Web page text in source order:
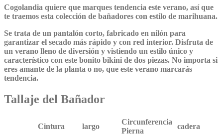
Cogolandia quiere que marques tendencia este verano, así que
te traemos esta colección de bañadores con estilo de marihuana.
Se trata de un pantalón corto, fabricado en nilón para
garantizar el secado más rápido y con red interior. Disfruta de
un verano lleno de diversión y vistiendo un estilo único y
característico con este bonito bikini de dos piezas. No importa si
eres amante de la planta o no, que este verano marcarás
tendencia.
Tallaje del Bañador
Cintura largo
Circunferencia
Pierna
cadera